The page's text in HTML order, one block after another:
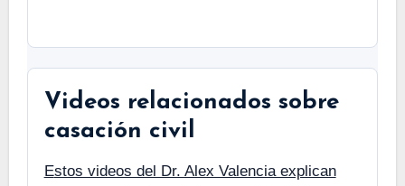
Videos relacionados sobre
casación civil
Estos videos del Dr. Alex Valencia explican